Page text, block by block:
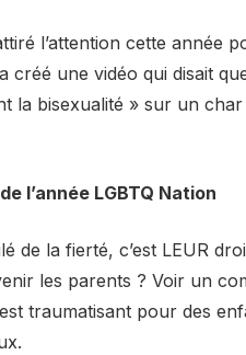
l’attention cette année
créé une vidéo qui disait
la bisexualité » sur un
l’année LGBTQ Nation
de la fierté, c’est LEUR
les parents ? Voir un
traumatisant pour des